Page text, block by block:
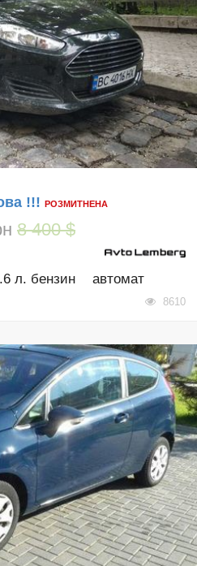
!!! РОЗМИТНЕНА
8 400 $
л. бензин автомат
8610